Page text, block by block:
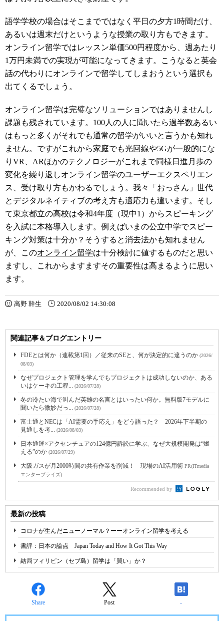
語学学校の場合はそこまでではなく平日の夕方1時間だけ、
あるいは週末だけというような授業の取り方もできます。
オンライン留学ではレッスン単価500円程度から、週あたり
1万円未満での実現が可能になってきます。こうなると英会
話の代わりにオンラインで留学してしまおうという選択も
出てくるでしょう。
オンライン留学は完璧なソリューションではありませんし
課題も残されています。100人の人に聞いたら過半数あるい
はもっと多くがそれでも通常の留学がいいと言うかも知れ
ません。ですがこれから家庭でも光回線や5Gが一般的にな
りVR、ARほかのテクノロジーがこれまで同様日進月歩の
変化を繰り返しオンライン留学のユーザーエクスペリエン
ス、受け取り方もかわるでしょう。我々「おっさん」世代
とデジタルネイティブの考え方も適応力も違います。そし
て東京都立の高校は令和4年度（現中1）からスピーキング
を入試に本格導入します。例えばいまの公立中学でスピー
キング対策は十分か？そうすると消去法かも知れません
が、このオンライン留学は十分検討に値するものだと思い
ますし、これからますますその重要性は高まるように思い
ます。
高野 幹生 2020/08/02 14:30:08
関連記事＆ブログエントリー
FDEとは何か（連載第1回）／従来のSEと、何が決定的に違うのか (2026/
08/03)
なぜプロジェクト管理を学んでもプロジェクトは成功しないのか、ある
いはケーキの工程... (2026/07/28)
冬の冷たい海で叫んだ英雄の名言とはいったい何か。無料版7モデルに
聞いたら微妙だっ... (2026/07/28)
富士通とNECは「AI需要の手応え」をどう語った？ 2026年下半期の
見通しを考... (2026/08/03)
日本通運×アクセンチュアの124億円訴訟に学ぶ、なぜ大規模開発は“燃
える”のか (2026/07/29)
大阪ガスが月2000時間の共有作業を削減！ 現場のAI活用術 PR(ITmedia
エンタープライズ)
Recommended by
最新の投稿
コロナが生んだニューノーマル？ーーオンライン留学を考える
書評：日本の論点 Japan Today and How It Got This Way
結局フィリピン（セブ島）留学は「買い」か？
Share Post -